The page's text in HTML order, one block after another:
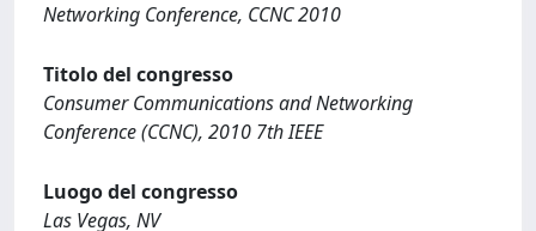
Networking Conference, CCNC 2010
Titolo del congresso
Consumer Communications and Networking
Conference (CCNC), 2010 7th IEEE
Luogo del congresso
Las Vegas, NV